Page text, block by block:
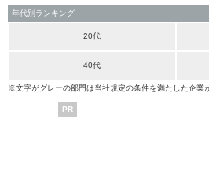
年代別ランキング
20代
40代
※文字がグレーの部門は当社規定の条件を満たした企業
PR